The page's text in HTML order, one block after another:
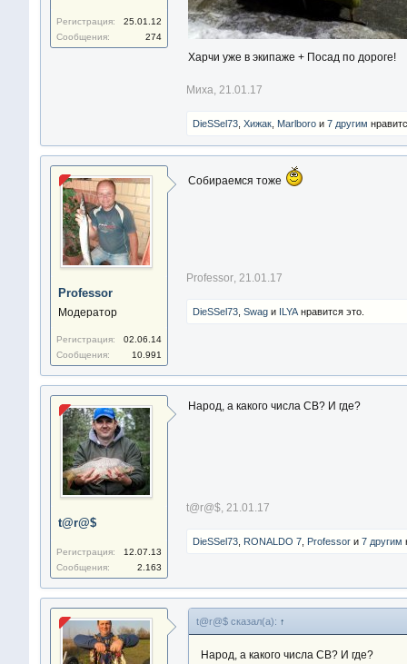
Регистрация:
25.01.12
Сообщения:
274
Харчи уже в экипаже + Посад по дороге!
Миха, 21.01.17
DieSSel73, Хижак, Marlboroи 7 другим
Professor
Модератор
Регистрация:
02.06.14
Сообщения:
10.991
Собираемся тоже
Professor, 21.01.17
DieSSel73, Swagи ILYAнравится это.
t@r@$
Регистрация:
12.07.13
Сообщения:
2.163
Народ, а какого числа СВ? И где?
t@r@$, 21.01.17
DieSSel73, RONALDO 7, Professorи 7 другим
t@r@$ сказал(а): ↑
Народ, а какого числа СВ? И где?